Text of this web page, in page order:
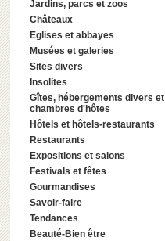
Jardins, parcs et zoos
Châteaux
Eglises et abbayes
Musées et galeries
Sites divers
Insolites
Gîtes, hébergements divers et
chambres d'hôtes
Hôtels et hôtels-restaurants
Restaurants
Expositions et salons
Festivals et fêtes
Gourmandises
Savoir-faire
Tendances
Beauté-Bien être